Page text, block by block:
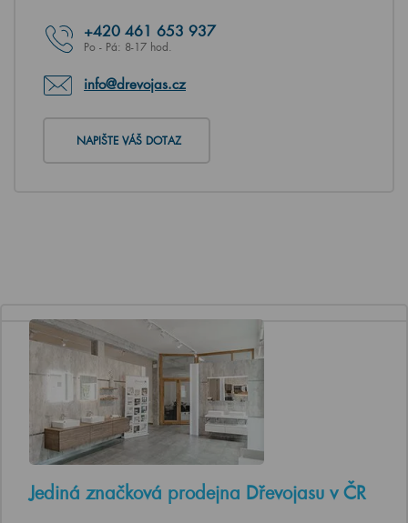
+420 461 653 937
Po - Pá: 8-17 hod.
info@drevojas.cz
NAPIŠTE VÁŠ DOTAZ
Jediná značková prodejna Dřevojasu v ČR